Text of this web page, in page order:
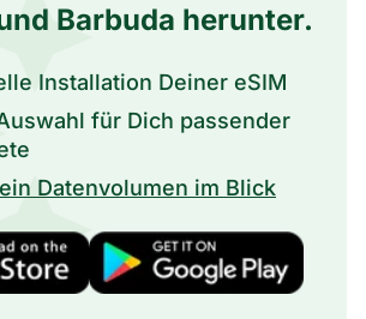
Barbuda herunter.
Installation Deiner eSIM
für Dich passender
Datenvolumen im Blick